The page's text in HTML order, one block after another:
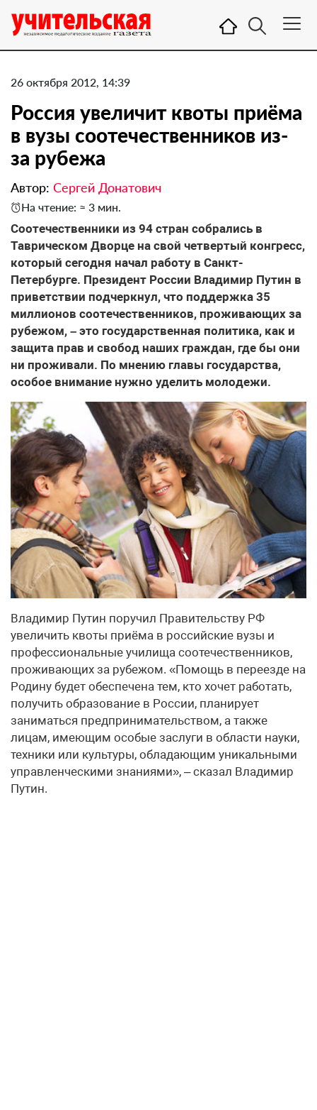
26 октября 2012, 14:39
Россия увеличит квоты приёма
в вузы соотечественников из-
за рубежа
Автор: Сергей Донатович
На чтение: ≈ 3 мин.
Соотечественники из 94 стран собрались в
Таврическом Дворце на свой четвертый конгресс,
который сегодня начал работу в Санкт-
Петербурге. Президент России Владимир Путин в
приветствии подчеркнул, что поддержка 35
миллионов соотечественников, проживающих за
рубежом, – это государственная политика, как и
защита прав и свобод наших граждан, где бы они
ни проживали. По мнению главы государства,
особое внимание нужно уделить молодежи.
Владимир Путин поручил Правительству РФ
увеличить квоты приёма в российские вузы и
профессиональные училища соотечественников,
проживающих за рубежом. «Помощь в переезде на
Родину будет обеспечена тем, кто хочет работать,
получить образование в России, планирует
заниматься предпринимательством, а также
лицам, имеющим особые заслуги в области науки,
техники или культуры, обладающим уникальными
управленческими знаниями», – сказал Владимир
Путин.